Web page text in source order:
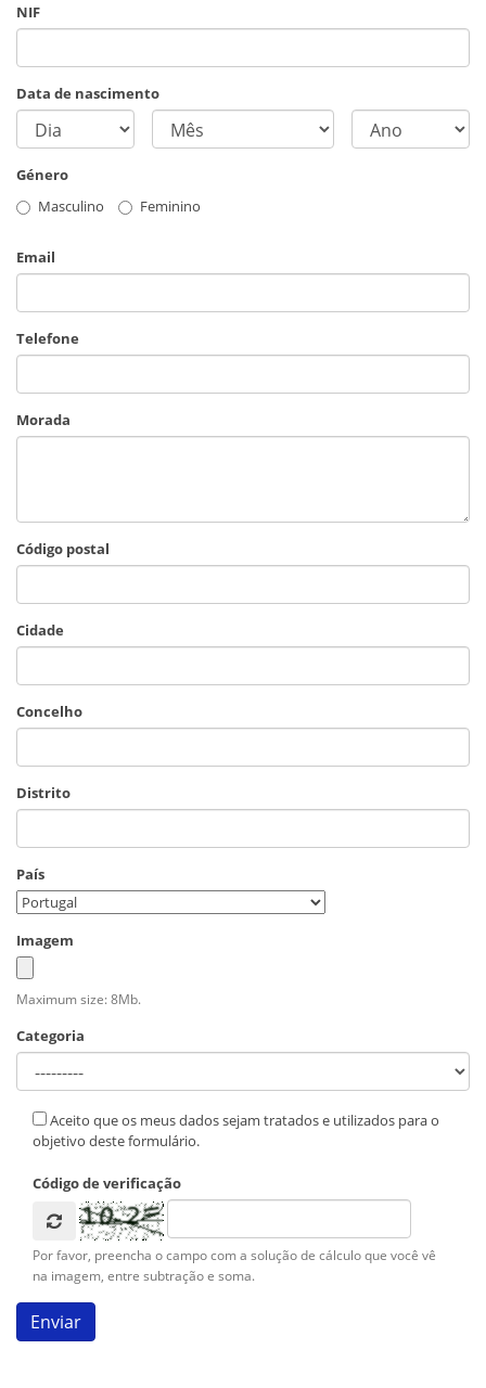
NIF
Data de nascimento
Género
Masculino
Feminino
Email
Telefone
Morada
Código postal
Cidade
Concelho
Distrito
País
Imagem
Maximum size: 8Mb.
Categoria
Aceito que os meus dados sejam tratados e utilizados para o
objetivo deste formulário.
Código de verificação
Por favor, preencha o campo com a solução de cálculo que você vê
na imagem, entre subtração e soma.